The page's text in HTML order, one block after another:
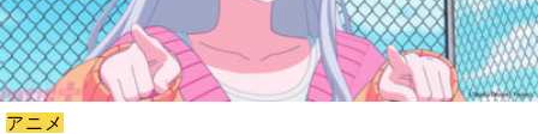
アニメ